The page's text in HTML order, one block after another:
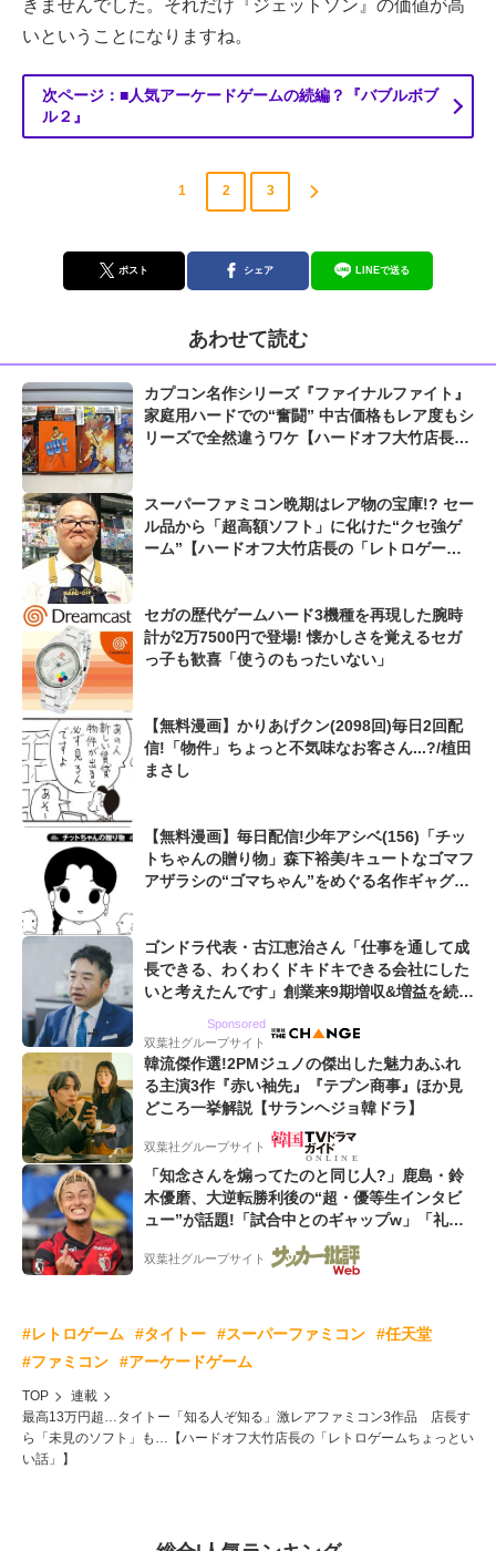
きませんでした。それだけ『ジェットソン』の価値が高
いということになりますね。
次ページ：■人気アーケードゲームの続編？『バブルボブ
ル２』
1 2 3
ポスト シェア LINEで送る
あわせて読む
カプコン名作シリーズ『ファイナルファイト』
家庭用ハードでの“奮闘” 中古価格もレア度もシ
リーズで全然違うワケ【ハードオフ大竹店長の
スーパーファミコン晩期はレア物の宝庫!? セー
ル品から「超高額ソフト」に化けた“クセ強ゲ
ーム”【ハードオフ大竹店長の「レトロゲーム
セガの歴代ゲームハード3機種を再現した腕時
計が2万7500円で登場! 懐かしさを覚えるセガ
っ子も歓喜「使うのもったいない」
【無料漫画】かりあげクン(2098回)毎日2回配
信!「物件」ちょっと不気味なお客さん...?/植田
まさし
【無料漫画】毎日配信!少年アシベ(156)「チッ
トちゃんの贈り物」森下裕美/キュートなゴマフ
アザラシの“ゴマちゃん”をめぐる名作ギャグ4
ゴンドラ代表・古江恵治さん「仕事を通して成
長できる、わくわくドキドキできる会社にした
いと考えたんです」創業来9期増収&増益を続け
Sponsored
双葉社グループサイト
韓流傑作選!2PMジュノの傑出した魅力あふれ
る主演3作『赤い袖先』『テプン商事』ほか見
どころ一挙解説【サランヘジョ韓ドラ】
双葉社グループサイト
「知念さんを煽ってたのと同じ人?」鹿島・鈴
木優磨、大逆転勝利後の“超・優等生インタビ
ュー”が話題!「試合中とのギャップw」「礼儀
正しいイケメンやな」
双葉社グループサイト
#レトロゲーム #タイトー #スーパーファミコン
#任天堂
#ファミコン
#アーケードゲーム
TOP
連載
最高13万円超…タイトー「知る人ぞ知る」激レアファミコン3作品 店長す
ら「未見のソフト」も…【ハードオフ大竹店長の「レトロゲームちょっとい
い話」】